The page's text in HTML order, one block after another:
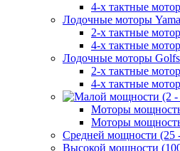
4-х тактные
Лодочные моторы
2-х тактные
4-х тактные
Лодочные моторы
2-х тактные
4-х тактные
Моторы
Моторы
Средней мощности (25
Высокой мощности